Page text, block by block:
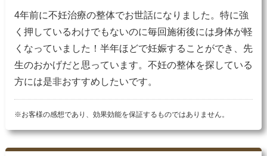
4年前に不妊治療の整体でお世話になりました。特に強
く押しているわけでもないのに毎回施術後には身体が軽
くなっていました！半年ほどで妊娠することができ、先
生のおかげだと思っています。不妊の整体を探している
方には是非おすすめしたいです。
※お客様の感想であり、効果効能を保証するものではありません。